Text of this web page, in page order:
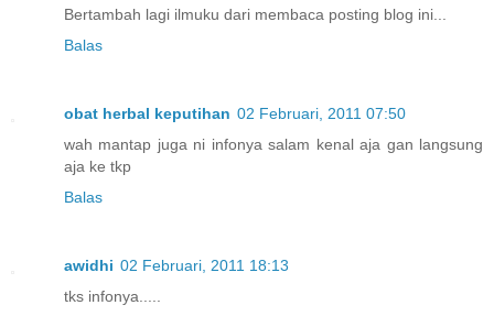
Bertambah lagi ilmuku dari membaca posting blog ini...
Balas
obat herbal keputihan 02 Februari, 2011 07:50
wah mantap juga ni infonya salam kenal aja gan langsung
aja ke tkp
Balas
awidhi 02 Februari, 2011 18:13
tks infonya.....